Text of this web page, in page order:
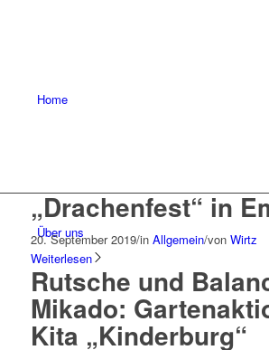
Home
Über uns
„Drachenfest“ in
20. September 2019/in Allgemein/von Wirtz
Weiterlesen
Rutsche und
Mikado:
Kita „Kinderburg“